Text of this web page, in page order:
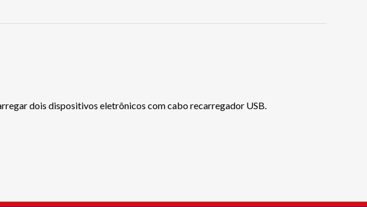
dois dispositivos eletrônicos com cabo recarregador USB.